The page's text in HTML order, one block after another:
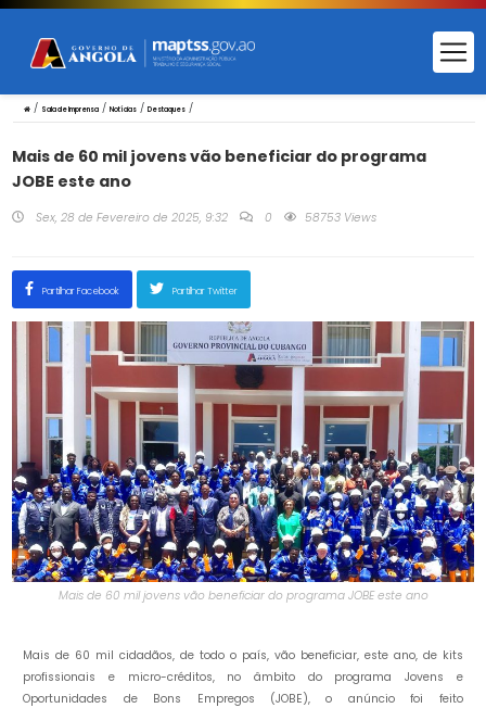
/ Sala de Imprensa/ Notícias/ Destaques/
Mais de 60 mil jovens vão beneficiar do programa
JOBE este ano
Sex, 28 de Fevereiro de 2025, 9:32 0 58753 Views
Partilhar Facebook Partilhar Twitter
Mais de 60 mil jovens vão beneficiar do programa JOBE este ano
Mais de 60 mil cidadãos, de todo o país, vão beneficiar, este ano, de kits
profissionais e micro-créditos, no âmbito do programa Jovens e
Oportunidades de Bons Empregos (JOBE), o anúncio foi feito